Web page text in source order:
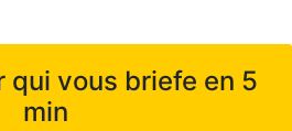
qui vous briefe en 5
min